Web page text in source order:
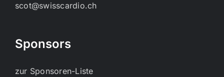
scot@swisscardio.ch
Sponsors
zur Sponsoren-Liste